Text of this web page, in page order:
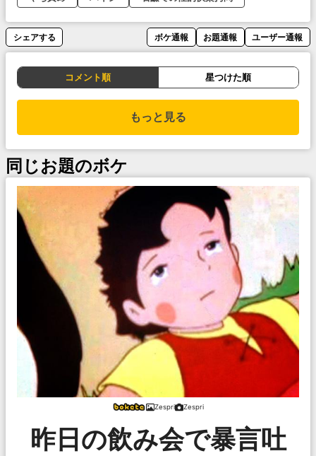
シェアする ボケ通報 お題通報 ユーザー通報
コメント順 星つけた順
もっと見る
同じお題のボケ
Zespri Zespri
昨日の飲み会で暴言吐